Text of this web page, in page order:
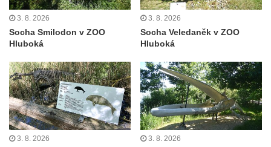
a 30. výročí listopadu 1989 v Hrobčicích
Boží muka v parku před domem čp. 17 v
Hrobčicích
Hrobčic
Socha svatého Antonína poustevníka v
Mirošovicích
Socha vodníka u požární nádrže v
Mirošovicích
3. 8. 2026
Socha Smilodon v ZOO
Hluboká
3. 8. 2026
Socha Veledaněk v ZOO
Hluboká
3. 8. 2026 3. 8. 2026